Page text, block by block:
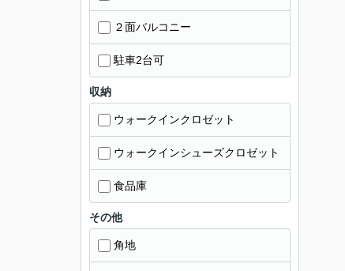
２面バルコニー
駐車2台可
収納
ウォークインクロゼット
ウォークインシューズクロゼット
食品庫
その他
角地